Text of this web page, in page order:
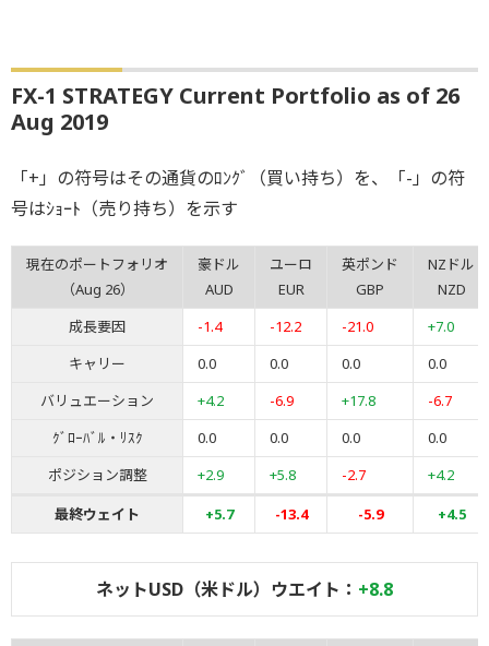
FX-1 STRATEGY Current Portfolio as of 26
Aug 2019
「+」の符号はその通貨のﾛﾝｸﾞ（買い持ち）を、「-」の符
号はｼｮｰﾄ（売り持ち）を示す
現在のポートフォリオ
（Aug 26）
豪ドル
AUD
ユーロ
EUR
英ポンド
GBP
NZドル
NZD
成長要因
-1.4 -12.2 -21.0
+7.0
キャリー
0.0 0.0 0.0
0.0
バリュエーション
+4.2 -6.9 +17.8
-6.7
ｸﾞﾛｰﾊﾞﾙ・ﾘｽｸ
0.0 0.0 0.0
0.0
ポジション調整
+2.9 +5.8 -2.7
+4.2
最終ウェイト
+5.7 -13.4 -5.9 +4.5
ネットUSD（米ドル）ウエイト： +8.8